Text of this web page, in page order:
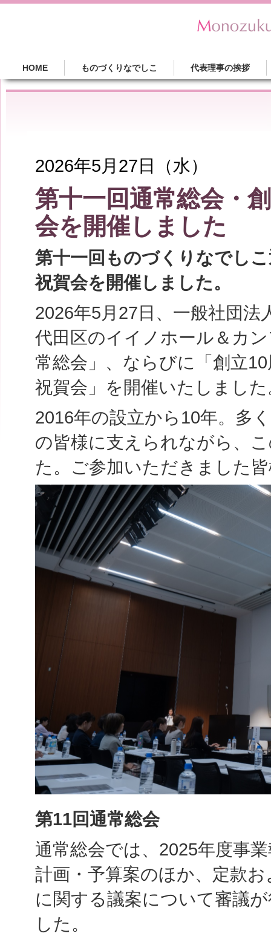
HOME ものづくりなでしこ 代表理事の挨拶
2026年5月27日（水）
第十一回通常総会・
会を開催しました
第十一回ものづくりなでし
祝賀会を開催しました。
2026年5月27日、一般社団
代田区のイイノホール＆カ
常総会」、ならびに「創立
祝賀会」を開催いたしました
2016年の設立から10年。多
の皆様に支えられながら、
た。ご参加いただきました
第11回通常総会
通常総会では、2025年度事
計画・予算案のほか、定款
に関する議案について審議
した。